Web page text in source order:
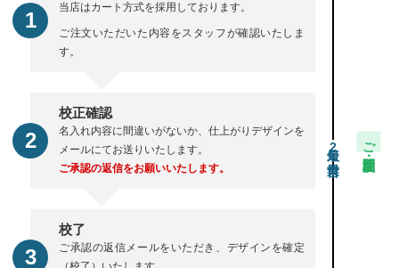
当店はカート方式を採用しております。
ご注文いただいた内容をスタッフが確認いたしま
す。
校正確認
名入れ内容に間違いがないか、仕上がりデザインを
メールにてお送りいたします。
ご承認の返信をお願いいたします。
校了
ご承認の返信メールをいただき、デザインを確定
2 ご注文・校正期間